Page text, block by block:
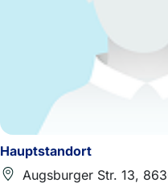
Hauptstandort
Augsburger Str. 13,